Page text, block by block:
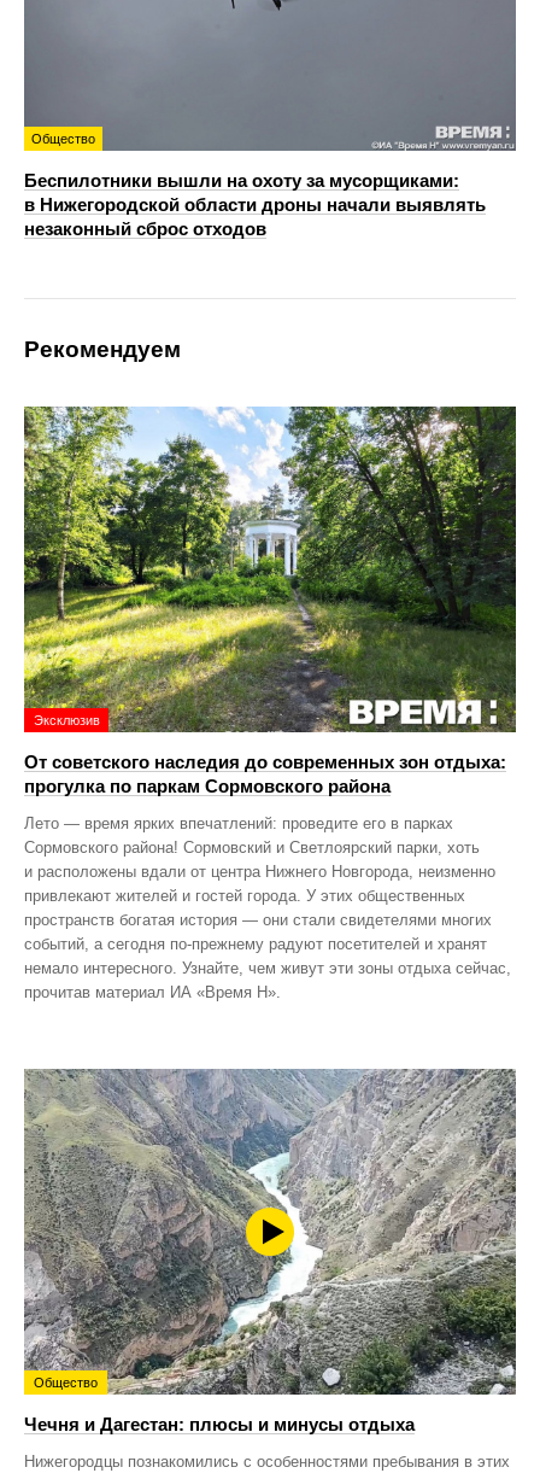
Общество
Беспилотники вышли на охоту за мусорщиками:
в Нижегородской области дроны начали выявлять
незаконный сброс отходов
Рекомендуем
Эксклюзив
От советского наследия до современных зон отдыха:
прогулка по паркам Сормовского района
Лето — время ярких впечатлений: проведите его в парках
Сормовского района! Сормовский и Светлоярский парки, хоть
и расположены вдали от центра Нижнего Новгорода, неизменно
привлекают жителей и гостей города. У этих общественных
пространств богатая история — они стали свидетелями многих
событий, а сегодня по‑прежнему радуют посетителей и хранят
немало интересного. Узнайте, чем живут эти зоны отдыха сейчас,
прочитав материал ИА «Время Н».
Общество
Чечня и Дагестан: плюсы и минусы отдыха
Нижегородцы познакомились с особенностями пребывания в этих